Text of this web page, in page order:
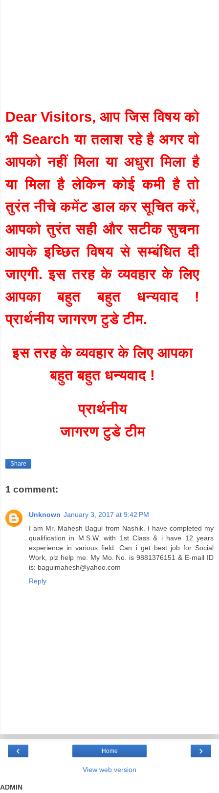
Dear Visitors, आप जिस विषय को
भी Search या तलाश रहे है अगर वो
आपको नहीं मिला या अधुरा मिला है
या मिला है लेकिन कोई कमी है तो
तुरंत नीचे कमेंट डाल कर सूचित करें,
आपको तुरंत सही और सटीक सुचना
आपके इच्छित विषय से सम्बंधित दी
जाएगी. इस तरह के व्यवहार के लिए
आपका बहुत बहुत धन्यवाद !
प्रार्थनीय जागरण टुडे टीम.
इस तरह के व्यवहार के लिए आपका
बहुत बहुत धन्यवाद !
प्रार्थनीय
जागरण टुडे टीम
Share
1 comment:
Unknown January 3, 2017 at 9:42 PM
I am Mr. Mahesh Bagul from Nashik. I have completed my
qualification in M.S.W. with 1st Class & i have 12 years
experience in various field. Can i get best job for Social
Work, plz help me. My Mo. No. is 9881376151 & E-mail ID
is: bagulmahesh@yahoo.com
Reply
‹ ›
Home
View web version
ADMIN